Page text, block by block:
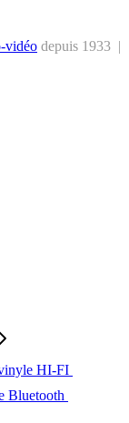
vidéo depuis 1933 |
HI-FI
Bluetooth